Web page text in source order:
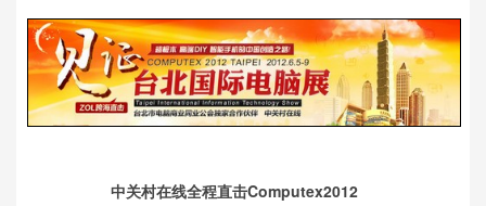
中关村在线全程直击Computex2012